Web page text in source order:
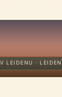
LEIDENU · LEIDEN